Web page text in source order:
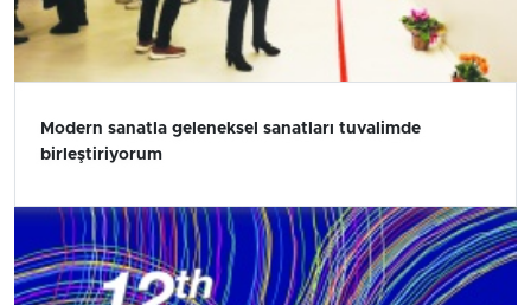
Modern sanatla geleneksel sanatları tuvalimde
birleştiriyorum